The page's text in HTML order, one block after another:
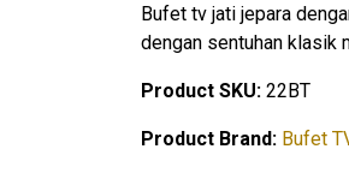
Bufet tv jati jepara
dengan sentuhan klasik
Product SKU: 22BT
Product Brand: Bufet